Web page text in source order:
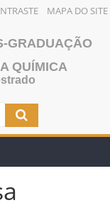
MAPA DO SITE
GRADUAÇÃO
QUÍMICA